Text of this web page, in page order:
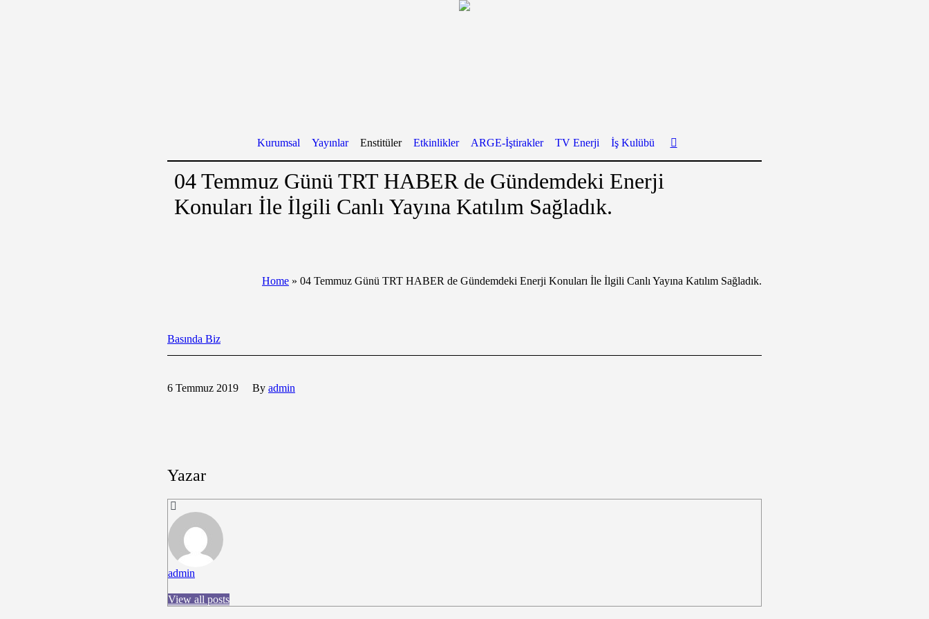
Kurumsal Yayınlar Enstitüler Etkinlikler ARGE-İştirakler TV Enerji İş Kulübü
04 Temmuz Günü TRT HABER de Gündemdeki Enerji
Konuları İle İlgili Canlı Yayına Katılım Sağladık.
Home » 04 Temmuz Günü TRT HABER de Gündemdeki Enerji Konuları İle İlgili Canlı Yayına Katılım Sağladık.
Basında Biz
6 Temmuz 2019 By admin
Yazar
admin
View all posts